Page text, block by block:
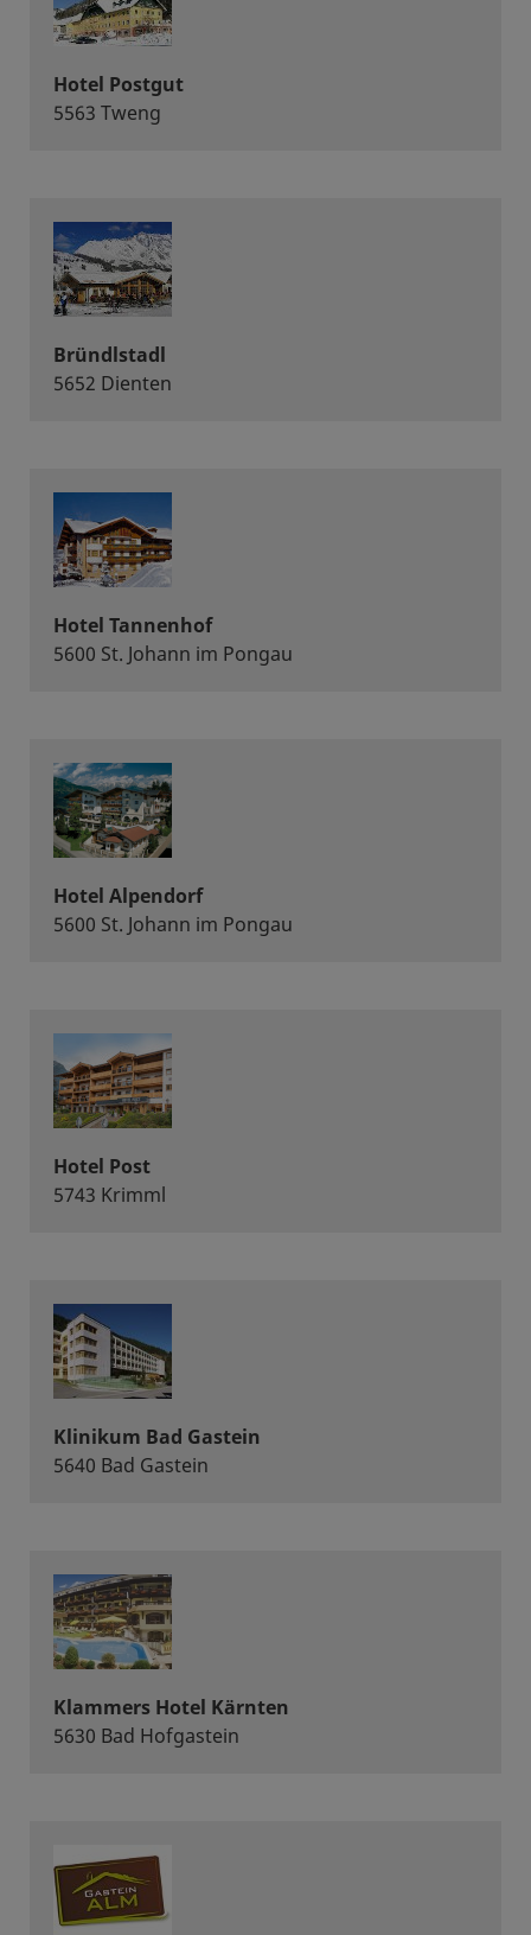
Hotel Postgut
5563 Tweng
Bründlstadl
5652 Dienten
Hotel Tannenhof
5600 St. Johann im Pongau
Hotel Alpendorf
5600 St. Johann im Pongau
Hotel Post
5743 Krimml
Klinikum Bad Gastein
5640 Bad Gastein
Klammers Hotel Kärnten
5630 Bad Hofgastein